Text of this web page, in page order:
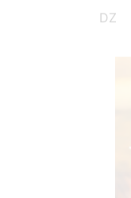
DZ